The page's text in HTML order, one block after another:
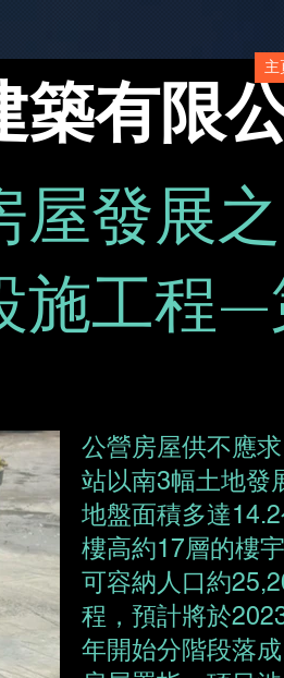
主
屋發展之
施工程—
公營房屋供不應
站以南3幅土地發
地盤面積多達
樓高約17層的樓
可容納人口約
程，預計將於
年開始分階段落成
築有限